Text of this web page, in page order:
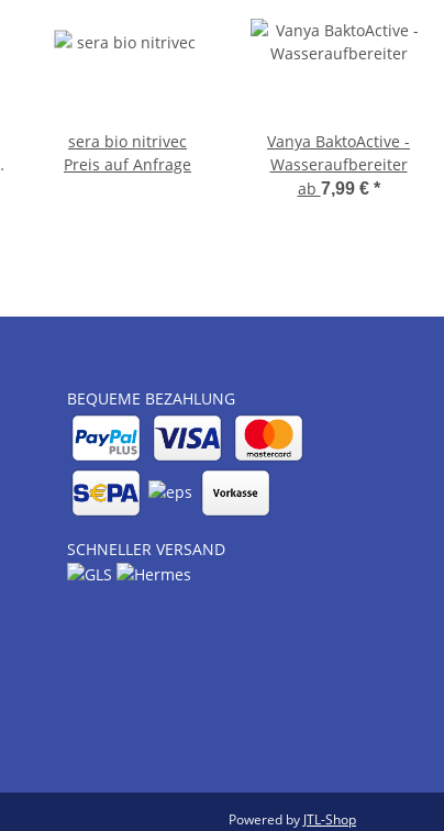
sera bio nitrivec
Preis auf Anfrage
Vanya BaktoActive -
Wasseraufbereiter
ab 7,99 € *
BEQUEME BEZAHLUNG
SCHNELLER VERSAND
Powered by JTL-Shop